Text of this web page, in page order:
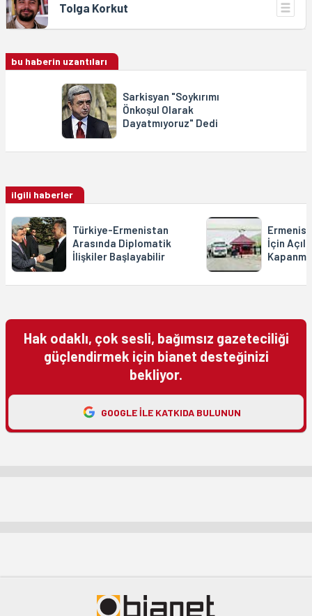
Tolga Korkut
bu haberin uzantıları
Sarkisyan "Soykırımı
Önkoşul Olarak
Dayatmıyoruz" Dedi
ilgili haberler
Türkiye-Ermenistan
Arasında Diplomatik
İlişkiler Başlayabilir
İçin
Hak odaklı, çok sesli, bağımsız gazeteciliği
güçlendirmek için bianet desteğinizi
bekliyor.
GOOGLE ILE KATKIDA BULUNUN